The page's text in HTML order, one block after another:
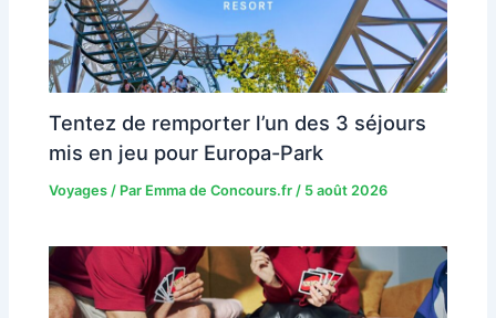
Tentez de remporter l’un des 3 séjours
mis en jeu pour Europa-Park
Voyages / Par Emma de Concours.fr/ 5 août 2026